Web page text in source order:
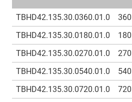
TBHD42.135.30.0360.01.0 360
TBHD42.135.30.0180.01.0
180
TBHD42.135.30.0270.01.0
270
TBHD42.135.30.0540.01.0
540
TBHD42.135.30.0720.01.0
720